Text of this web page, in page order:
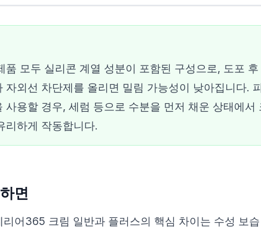
품 모두 실리콘 계열 성분이 포함된 구성으로, 도포
자외선 차단제를 올리면 밀림 가능성이 낮아집니다.
사용할 경우, 세럼 등으로 수분을 먼저 채운 상태에서
리하게 작동합니다.
면
리어365 크림 일반과 플러스의 핵심 차이는 수성 보